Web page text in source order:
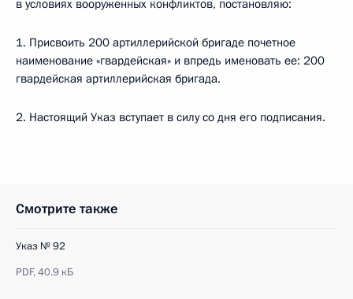
в условиях вооруженных конфликтов, постановляю:
1. Присвоить 200 артиллерийской бригаде почетное
наименование «гвардейская» и впредь именовать ее: 200
гвардейская артиллерийская бригада.
2. Настоящий Указ вступает в силу со дня его подписания.
Смотрите также
Указ № 92
PDF,40.9 кБ